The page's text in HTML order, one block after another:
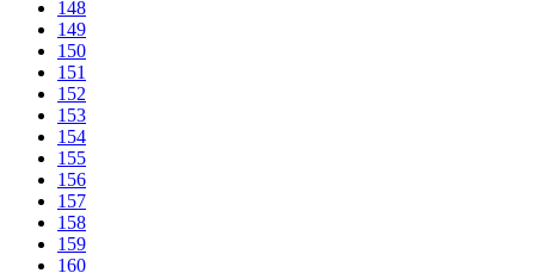
148
149
150
151
152
153
154
155
156
157
158
159
160